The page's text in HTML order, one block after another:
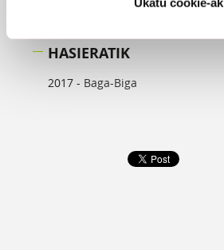
HASIERATIK
2017 - Baga-Biga